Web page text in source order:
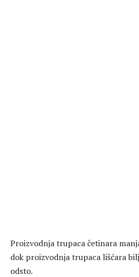
Proizvodnja trupaca četinara
dok proizvodnja trupaca lišćara
odsto.